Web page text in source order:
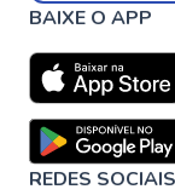
BAIXE O APP
REDES SOCIAIS